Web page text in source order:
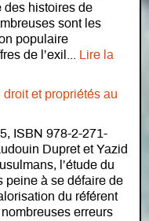
des histoires de
sont les
populaire
de l’exil...
Lire la
et propriétés au
ISBN 978-2-271-
Dupret et Yazid
l’étude du
peine à se défaire de
du référent
erreurs